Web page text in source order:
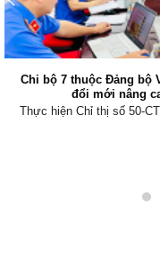
Chi bộ 7 thuộc Đảng bộ
đổi mới nâng
Thực hiện Chỉ thị số 50-